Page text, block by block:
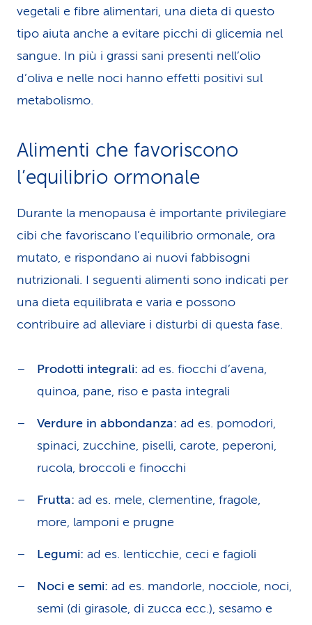
vegetali e fibre alimentari, una dieta di questo
tipo aiuta anche a evitare picchi di glicemia nel
sangue. In più i grassi sani presenti nell’olio
d’oliva e nelle noci hanno effetti positivi sul
metabolismo.
Alimenti che favoriscono
l’equilibrio ormonale
Durante la menopausa è importante privilegiare
cibi che favoriscano l’equilibrio ormonale, ora
mutato, e rispondano ai nuovi fabbisogni
nutrizionali. I seguenti alimenti sono indicati per
una dieta equilibrata e varia e possono
contribuire ad alleviare i disturbi di questa fase.
Prodotti integrali: ad es. fiocchi d’avena,
quinoa, pane, riso e pasta integrali
Verdure in abbondanza: ad es. pomodori,
spinaci, zucchine, piselli, carote, peperoni,
rucola, broccoli e finocchi
Frutta: ad es. mele, clementine, fragole,
more, lamponi e prugne
Legumi: ad es. lenticchie, ceci e fagioli
Noci e semi: ad es. mandorle, nocciole, noci,
semi (di girasole, di zucca ecc.), sesamo e